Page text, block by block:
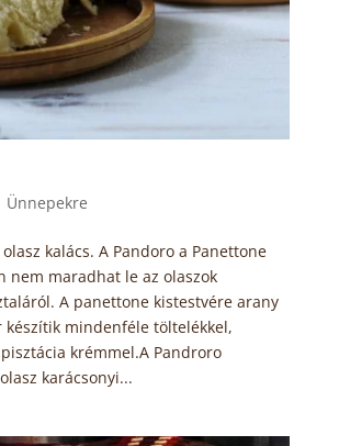
Ünnepekre
kalács. A Pandoro a Panettone
nem maradhat le az olaszok
A panettone kistestvére arany
készítik mindenféle töltelékkel,
krémmel.A Pandroro
karácsonyi...